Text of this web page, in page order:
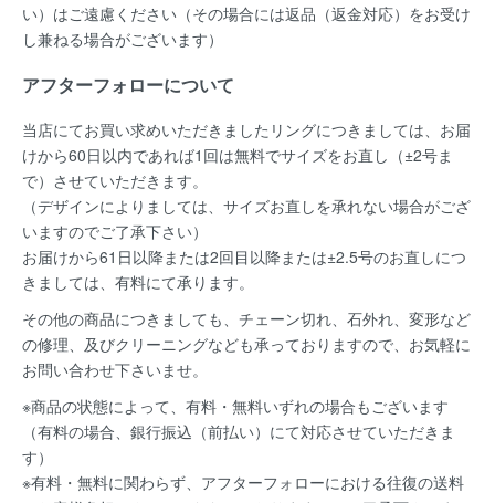
い）はご遠慮ください（その場合には返品（返金対応）をお受け
し兼ねる場合がございます）
アフターフォローについて
当店にてお買い求めいただきましたリングにつきましては、お届
けから60日以内であれば1回は無料でサイズをお直し（±2号ま
で）させていただきます。
（デザインによりましては、サイズお直しを承れない場合がござ
いますのでご了承下さい）
お届けから61日以降または2回目以降または±2.5号のお直しにつ
きましては、有料にて承ります。
その他の商品につきましても、チェーン切れ、石外れ、変形など
の修理、及びクリーニングなども承っておりますので、お気軽に
お問い合わせ下さいませ。
※商品の状態によって、有料・無料いずれの場合もございます
（有料の場合、銀行振込（前払い）にて対応させていただきま
す）
※有料・無料に関わらず、アフターフォローにおける往復の送料